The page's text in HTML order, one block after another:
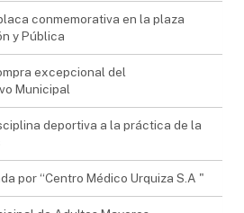
conmemorativa en la plaza
y Pública
excepcional del
Municipal
deportiva a la práctica de la
por “Centro Médico Urquiza S.A "